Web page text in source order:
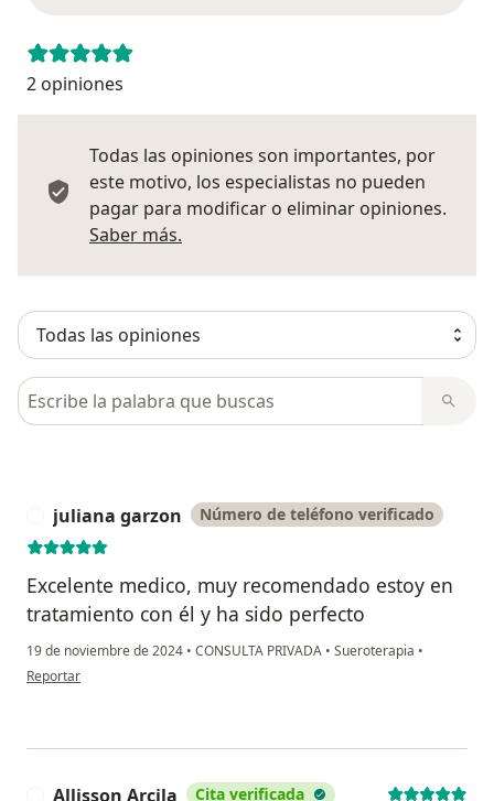
2 opiniones
Todas las opiniones son importantes, por
este motivo, los especialistas no pueden
pagar para modificar o eliminar opiniones.
Saber más.
Busca en opiniones
juliana garzon Número de teléfono verificado
Excelente medico, muy recomendado estoy en
tratamiento con él y ha sido perfecto
19 de noviembre de 2024 • CONSULTA PRIVADA • Sueroterapia •
en opinión del usuario juliana garzon
Reportar
Allisson Arcila Cita verificada